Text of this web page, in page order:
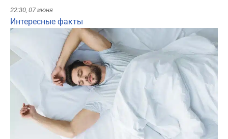
22:30, 07 июня
Интересные факты